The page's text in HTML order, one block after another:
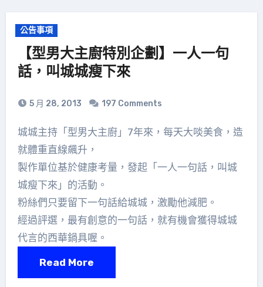
公告事項
【型男大主廚特別企劃】一人一句
話，叫城城瘦下來
5 月 28, 2013 197 Comments
城城主持「型男大主廚」7年來，每天大啖美食，造
就體重直線飆升，
製作單位基於健康考量，發起「一人一句話，叫城
城瘦下來」的活動。
粉絲們只要留下一句話給城城，激勵他減肥。
經過評選，最有創意的一句話，就有機會獲得城城
代言的西華鍋具喔。
Read More